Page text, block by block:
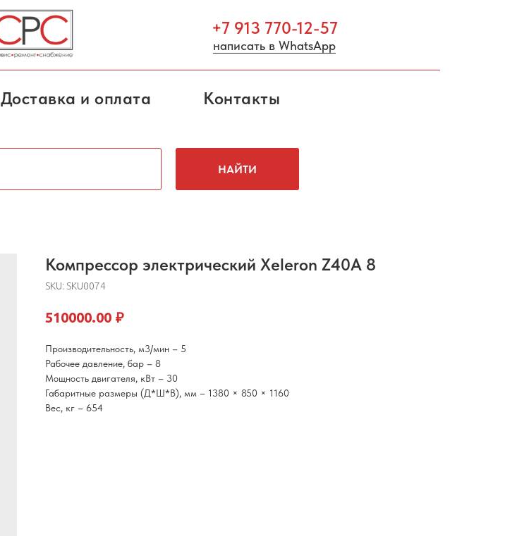
+7 913 770-12-57
написать в WhatsApp
Доставка и оплата Контакты
НАЙТИ
Компрессор электрический Xeleron Z40A 8
SKU: SKU0074
510000.00 ₽
Производительность, м3/мин – 5
Рабочее давление, бар – 8
Мощность двигателя, кВт – 30
Габаритные размеры (Д*Ш*В), мм – 1380 × 850 × 1160
Вес, кг – 654